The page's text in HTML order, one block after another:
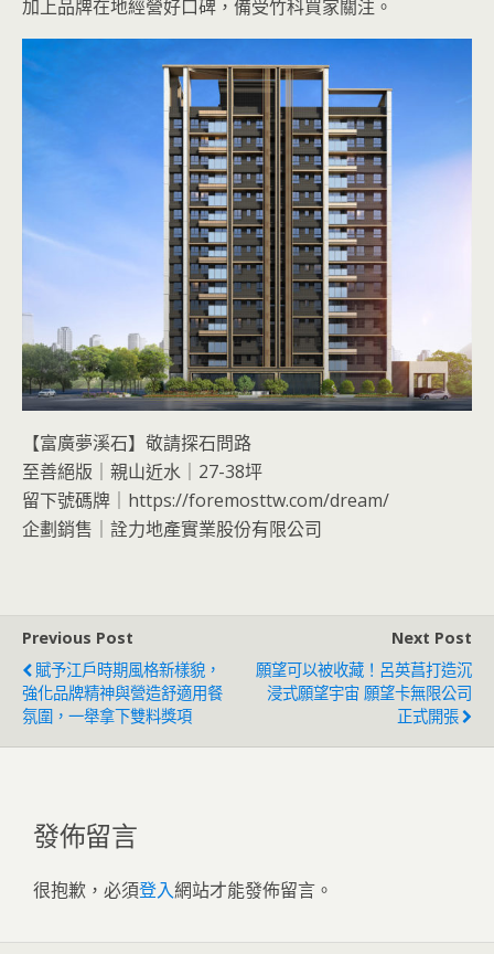
加上品牌在地經營好口碑，備受竹科買家關注。
【富廣夢溪石】敬請探石問路
⾄善絕版｜親⼭近⽔｜27-38坪
留下號碼牌｜https://foremosttw.com/dream/
企劃銷售｜詮力地產實業股份有限公司
Previous Post
賦予江戶時期風格新樣貌，
強化品牌精神與營造舒適用餐
氛圍，一舉拿下雙料獎項
Next Post
願望可以被收藏！呂英菖打造沉
浸式願望宇宙 願望卡無限公司
正式開張
發佈留言
很抱歉，必須登入網站才能發佈留言。